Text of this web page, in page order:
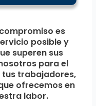
es
posible y
superen sus
para el
tus trabajadores,
ofrecemos en
labor.